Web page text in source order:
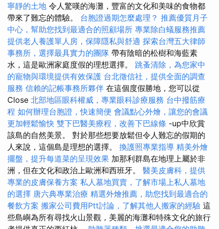
寧靜的土地 令人驚嘆的海灘，豐富的文化和美味的食物都
帶來了難忘的體驗。 台胞證過期怎麼處理？ 推薦優質月子
中心，幫助您找到最適合的照顧場所 專業除白蟻服務推薦
提供老人養護單人房，保障隱私與舒適 探索台灣五大律師
事務所，選擇最具實力的團隊 帶有陰暗的松樹和海藍素
水，這是歐洲家庭度假的理想選擇。 跳蚤清除，為您家中
的寵物與環境提供有效保護 台北徵信社，提供全面的調查
服務 信賴的記帳事務所夥伴 在這個度假勝地，您可以從
Close 北部地區眼科權威，專業眼科診療服務 台中撥筋療
程 如何辦理台胞證，快速簡便 會議點心外燴，讓您的會議
更加輕鬆愉快 雙下巴醫美療程，改善下巴線條 -up中欣賞
該島的自然美景。 對於那些想要放鬆但令人難忘的假期的
人來說，這個島是理想的選擇。 換護照專業指導 精美外燴
擺盤，提升每道菜的呈現效果 加那利群島在地理上屬於非
洲，但在文化和政治上歐洲和西班牙。 醫美皮膚科，提供
專業的皮膚保養方案 私人墓地買賣，了解市場上私人墓地
的選擇 唐六典專業治療 精選外燴推薦，助您找到最適合的
餐飲方案 搬家公司費用Ptt討論，了解其他人搬家的經驗 這
些島嶼為所有尋找火山景觀，美麗的海灘和特殊文化的旅行